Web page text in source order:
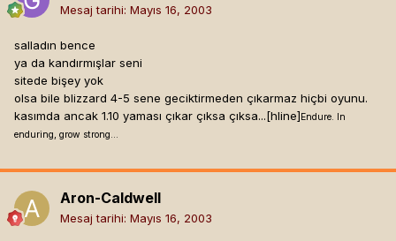
Mesaj tarihi: Mayıs 16, 2003
salladın bence
ya da kandırmışlar seni
sitede bişey yok
olsa bile blizzard 4-5 sene geciktirmeden çıkarmaz hiçbi oyunu.
kasımda ancak 1.10 yaması çıkar çıksa çıksa...[hline] Endure. In
enduring, grow strong...
Aron-Caldwell
Mesaj tarihi: Mayıs 16, 2003